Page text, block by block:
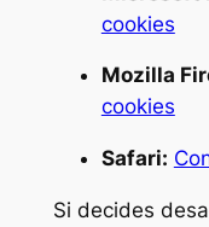
cookies
Mozilla
cookies
Safari:
Si decides